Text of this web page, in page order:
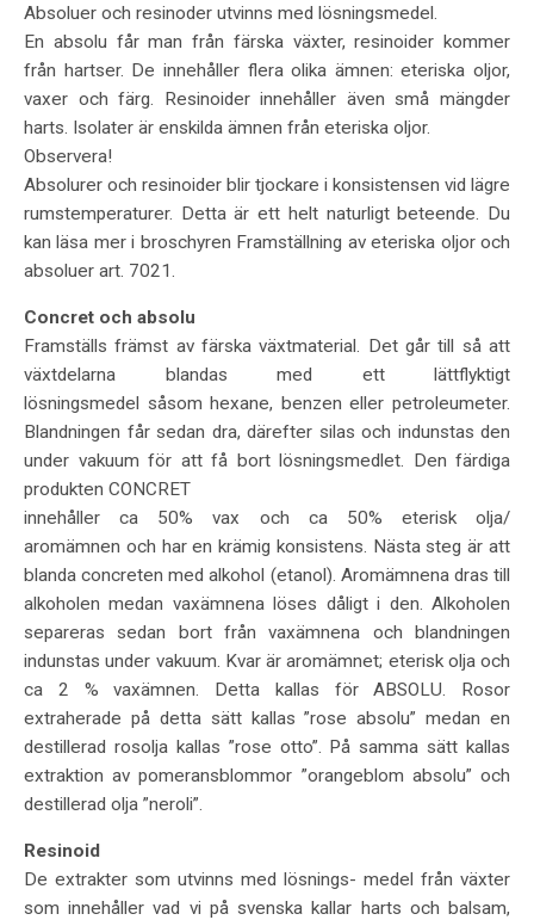
Absoluer och resinoder utvinns med lösningsmedel.
En absolu får man från färska växter, resinoider kommer
från hartser. De innehåller flera olika ämnen: eteriska oljor,
vaxer och färg. Resinoider innehåller även små mängder
harts. Isolater är enskilda ämnen från eteriska oljor.
Observera!
Absolurer och resinoider blir tjockare i konsistensen vid lägre
rumstemperaturer. Detta är ett helt naturligt beteende. Du
kan läsa mer i broschyren Framställning av eteriska oljor och
absoluer art. 7021.
Concret och absolu
Framställs främst av färska växtmaterial. Det går till så att
växtdelarna blandas med ett lättflyktigt
lösningsmedel såsom hexane, benzen eller petroleumeter.
Blandningen får sedan dra, därefter silas och indunstas den
under vakuum för att få bort lösningsmedlet. Den färdiga
produkten CONCRET
innehåller ca 50% vax och ca 50% eterisk olja/
aromämnen och har en krämig konsistens. Nästa steg är att
blanda concreten med alkohol (etanol). Aromämnena dras till
alkoholen medan vaxämnena löses dåligt i den. Alkoholen
separeras sedan bort från vaxämnena och blandningen
indunstas under vakuum. Kvar är aromämnet; eterisk olja och
ca 2 % vaxämnen. Detta kallas för ABSOLU. Rosor
extraherade på detta sätt kallas ”rose absolu” medan en
destillerad rosolja kallas ”rose otto”. På samma sätt kallas
extraktion av pomeransblommor ”orangeblom absolu” och
destillerad olja ”neroli”.
Resinoid
De extrakter som utvinns med lösnings- medel från växter
som innehåller vad vi på svenska kallar harts och balsam,